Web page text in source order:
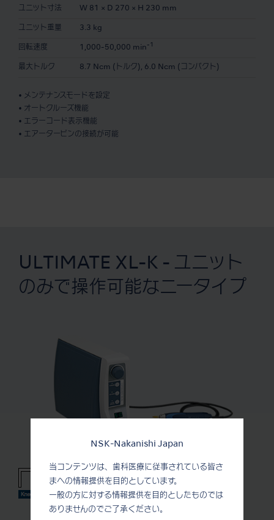
NSK-Nakanishi Japan
当コンテンツは、歯科医療に従事されている皆さ
まへの情報提供を目的としています。
一般の方に対する情報提供を目的としたものでは
ありませんのでご了承ください。
ユニット寸法 W 81 × D 270 × H 230 mm
ユニット重量 3.3 kg
回転速度 1,000-50,000 min -1
最大トルク 8.7 Ncm (トルク), 6.0 Ncm (コンパクト)
• メンテナンスモードを設定
• オートクルーズ機能
• エラーコード表示機能
• エアータービンの接続が可能
ULTIMATE XL-K - ユニット
のみで操作可能なニータイプ